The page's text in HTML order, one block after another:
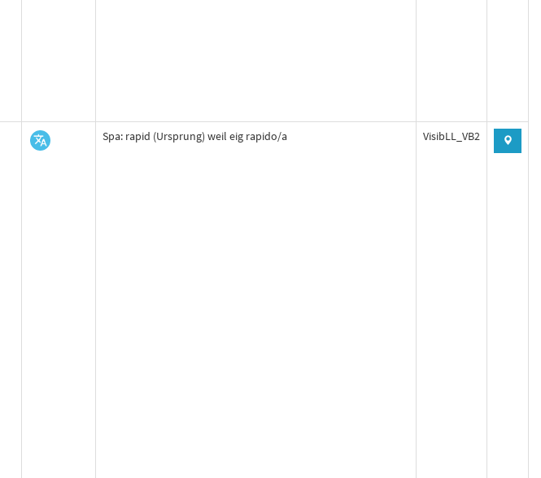
Spa: rapid (Ursprung) weil eig rapido/a VisibLL_VB2